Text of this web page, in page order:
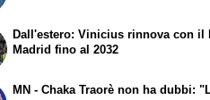
Dall'estero: Vinicius rinnova con il
Madrid fino al 2032
MN - Chaka Traorè non ha dubbi: